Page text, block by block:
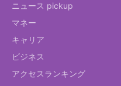
ニュース pickup
マネー
キャリア
ビジネス
アクセスランキング